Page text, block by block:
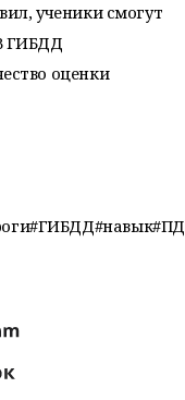
ученики смогут
ГИБДД
оценки